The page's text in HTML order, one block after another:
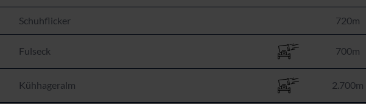
Schuhflicker 720m
Fulseck 700m
Kühhageralm 2.700m